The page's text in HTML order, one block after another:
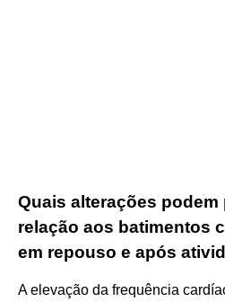
Quais alterações podem
relação aos batimentos
em repouso e após
A elevação da frequência